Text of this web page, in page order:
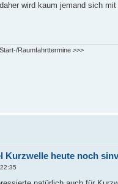
wird kaum jemand sich
Raumfahrttermine >>>
Kurzwelle heute noch